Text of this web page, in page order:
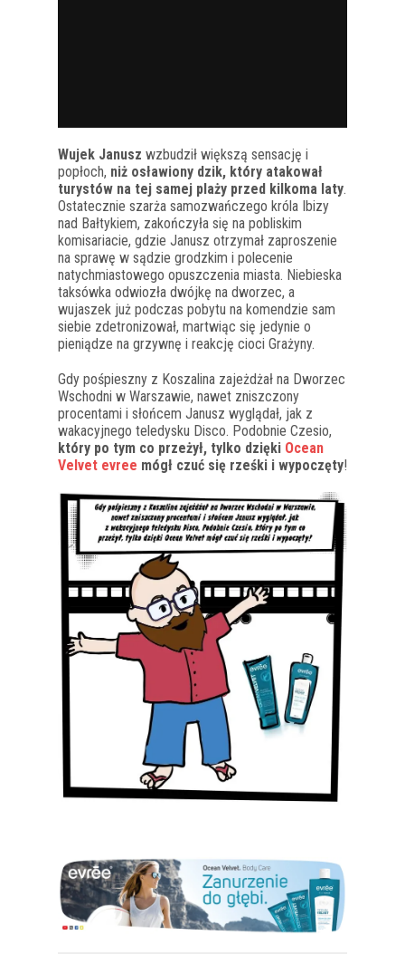
Wujek Janusz wzbudził większą sensację i
popłoch, niż osławiony dzik, który atakował
turystów na tej samej plaży przed kilkoma laty.
Ostatecznie szarża samozwańczego króla Ibizy
nad Bałtykiem, zakończyła się na pobliskim
komisariacie, gdzie Janusz otrzymał zaproszenie
na sprawę w sądzie grodzkim i polecenie
natychmiastowego opuszczenia miasta. Niebieska
taksówka odwiozła dwójkę na dworzec, a
wujaszek już podczas pobytu na komendzie sam
siebie zdetronizował, martwiąc się jedynie o
pieniądze na grzywnę i reakcję cioci Grażyny.
Gdy pośpieszny z Koszalina zajeżdżał na Dworzec
Wschodni w Warszawie, nawet zniszczony
procentami i słońcem Janusz wyglądał, jak z
wakacyjnego teledysku Disco. Podobnie Czesio,
który po tym co przeżył, tylko dzięki Ocean
Velvet evree mógł czuć się rześki i wypoczęty!